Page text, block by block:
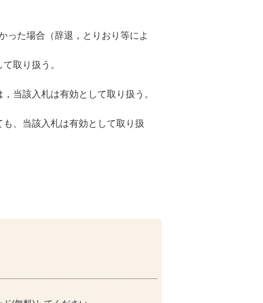
った場合（辞退，とりおり等によ
取り扱う。
当該入札は有効として取り扱う。
、当該入札は有効として取り扱